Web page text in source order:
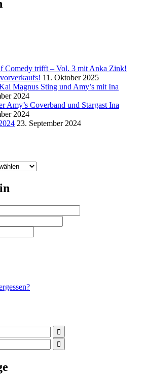
Comedy trifft – Vol. 3 mit Anka Zink!
11. Oktober 2025
Magnus Sting und Amy’s mit Ina
2024
Amy’s Coverband und Stargast Ina
2024
23. September 2024